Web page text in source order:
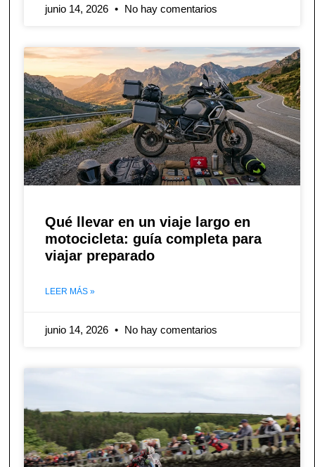
junio 14, 2026 No hay comentarios
Qué llevar en un viaje largo en
motocicleta: guía completa para
viajar preparado
LEER MÁS »
junio 14, 2026 No hay comentarios